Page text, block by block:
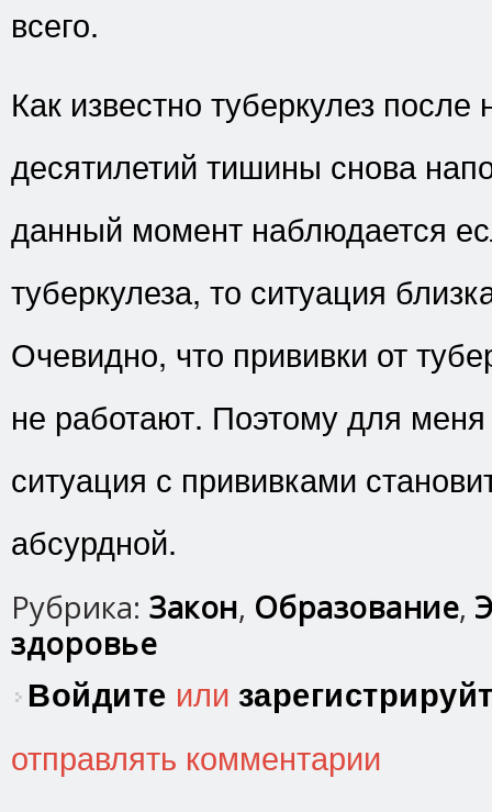
всего.
Как известно туберкулез после
десятилетий тишины снова
данный момент наблюдается
туберкулеза, то ситуация
Очевидно, что прививки от
не работают. Поэтому для меня
ситуация с прививками
абсурдной.
Рубрика: Закон, Образование,
здоровье
Войдите или
отправлять комментарии